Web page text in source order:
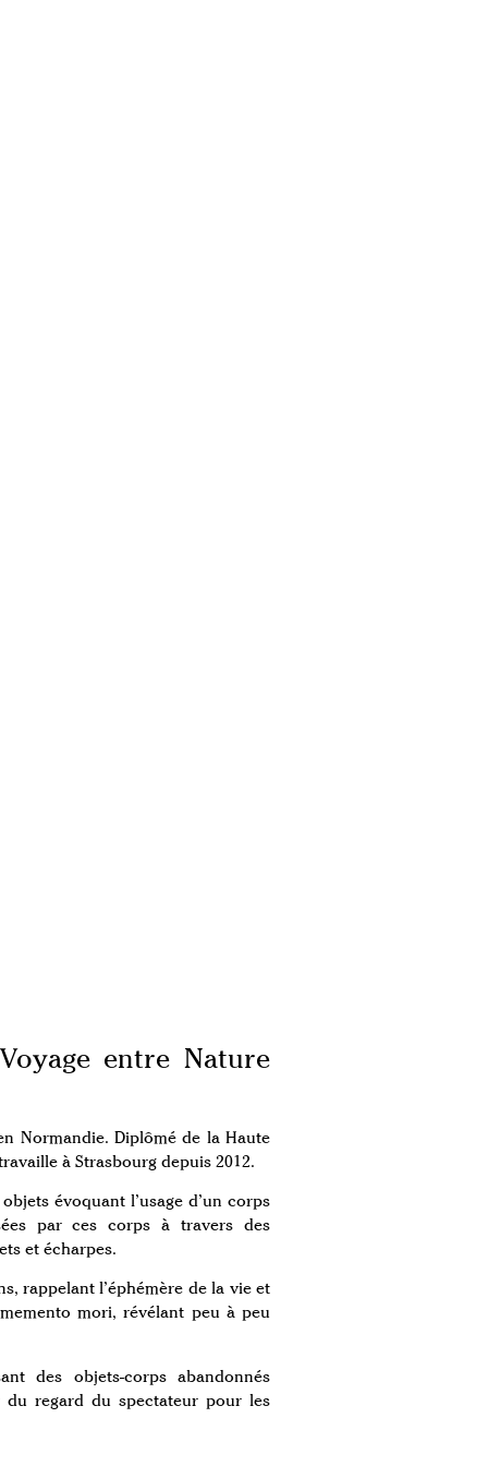
entre Nature
Normandie. Diplômé de la Haute
à Strasbourg depuis 2012.
évoquant l’usage d’un corps
par ces corps à travers des
et écharpes.
rappelant l’éphémère de la vie et
mori, révélant peu à peu
des objets-corps abandonnés
du regard du spectateur pour les